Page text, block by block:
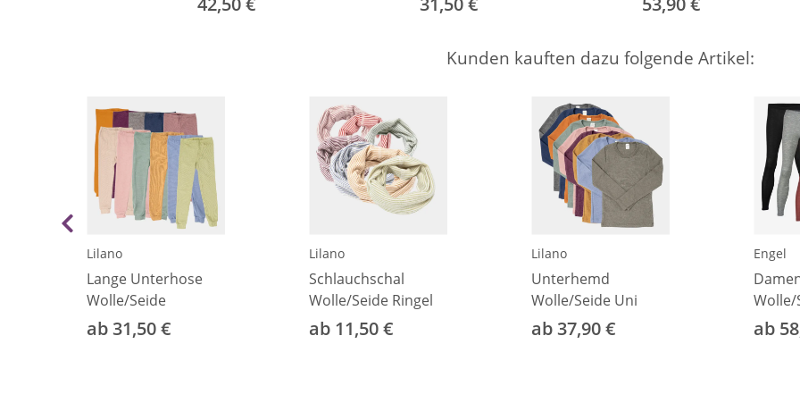
50/56
Kunden kauften dazu folgende Artikel:
Lilano
Lange Unterhose
Wolle/Seide
ab 31,50 €
Lilano
Schlauchschal
Wolle/Seide Ringel
ab 11,50 €
Lilano
Unterhemd
Wolle/Seide Uni
ab 37,90 €
Engel
Wolle/
ab